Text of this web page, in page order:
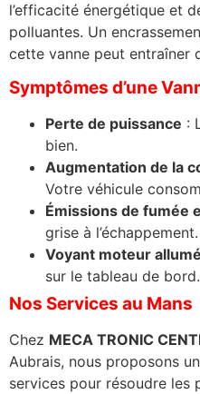
l’efficacité énergétique et
polluantes. Un
cette vanne peut entraîner
Symptômes d’une
Perte de puissance :
bien.
Augmentation de la
Votre véhicule
Émissions de fumée
grise à l’échappement.
Voyant moteur allumé
sur le tableau de bord.
Nos Services au Mans
Chez MECA TRONIC
Aubrais, nous proposons
services pour résoudre les